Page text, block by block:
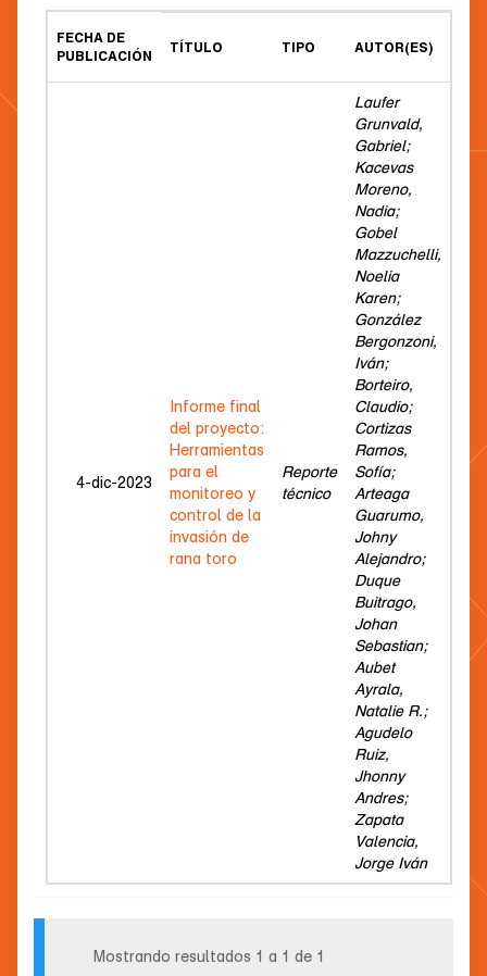
FECHA DE
PUBLICACIÓN
TÍTULO TIPO AUTOR(ES)
4-dic-2023
Informe final
del proyecto:
Herramientas
para el
monitoreo y
control de la
invasión de
rana toro
Reporte
técnico
Laufer
Grunvald,
Gabriel;
Kacevas
Moreno,
Nadia;
Gobel
Mazzuchelli,
Noelia
Karen;
González
Bergonzoni,
Iván;
Borteiro,
Claudio;
Cortizas
Ramos,
Sofía;
Arteaga
Guarumo,
Johny
Alejandro;
Duque
Buitrago,
Johan
Sebastian;
Aubet
Ayrala,
Natalie R.;
Agudelo
Ruiz,
Jhonny
Andres;
Zapata
Valencia,
Jorge Iván
Mostrando resultados 1 a 1 de 1